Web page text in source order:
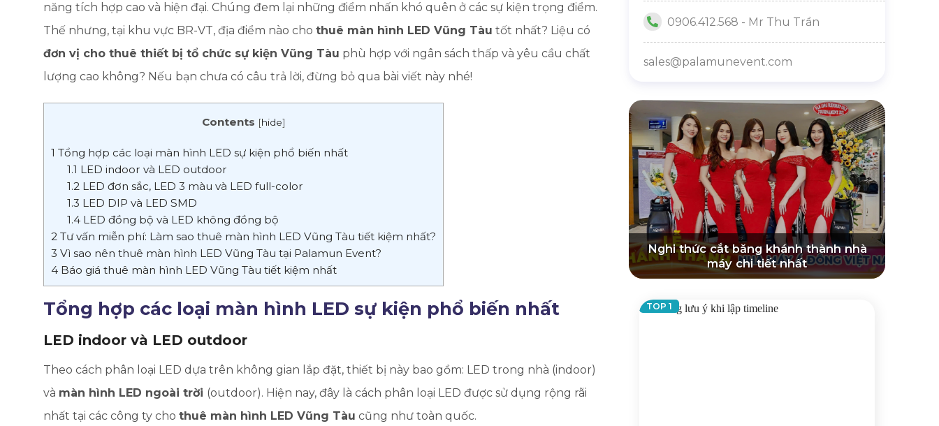
năng tích hợp cao và hiện đại. Chúng đem lại những điểm nhấn khó quên ở các sự kiện trọng điểm.
Thế nhưng, tại khu vực BR-VT, địa điểm nào cho thuê màn hình LED Vũng Tàu tốt nhất? Liệu có
đơn vị cho thuê thiết bị tổ chức sự kiện Vũng Tàu phù hợp với ngân sách thấp và yêu cầu chất
lượng cao không? Nếu bạn chưa có câu trả lời, đừng bỏ qua bài viết này nhé!
Contents [hide]
1 Tổng hợp các loại màn hình LED sự kiện phổ biến nhất
1.1 LED indoor và LED outdoor
1.2LED đơn sắc, LED 3 màu và LED full-color
1.3 LED DIP và LED SMD
1.4LED đồng bộ và LED không đồng bộ
2 Tư vấn miễn phí: Làm sao thuê màn hình LED Vũng Tàu tiết kiệm nhất?
3 Vì sao nên thuê màn hình LED Vũng Tàu tại Palamun Event?
4 Báo giá thuê màn hình LED Vũng Tàu tiết kiệm nhất
Tổng hợp các loại màn hình LED sự kiện phổ biến nhất
LED indoor và LED outdoor
Theo cách phân loại LED dựa trên không gian lắp đặt, thiết bị này bao gồm: LED trong nhà (indoor)
và màn hình LED ngoài trời (outdoor). Hiện nay, đây là cách phân loại LED được sử dụng rộng rãi
nhất tại các công ty cho thuê màn hình LED Vũng Tàu cũng như toàn quốc.
0906.412.568 - Mr Thu Trần
sales@palamunevent.com
Nghi thức cắt băng khánh thành nhà
máy chi tiết nhất